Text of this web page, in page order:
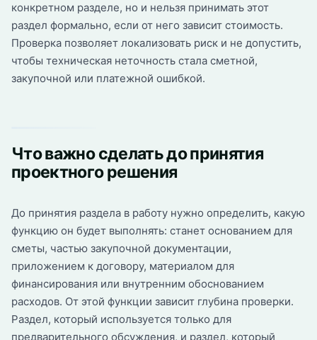
конкретном разделе, но и нельзя принимать этот
раздел формально, если от него зависит стоимость.
Проверка позволяет локализовать риск и не допустить,
чтобы техническая неточность стала сметной,
закупочной или платежной ошибкой.
Что важно сделать до принятия
проектного решения
До принятия раздела в работу нужно определить, какую
функцию он будет выполнять: станет основанием для
сметы, частью закупочной документации,
приложением к договору, материалом для
финансирования или внутренним обоснованием
расходов. От этой функции зависит глубина проверки.
Раздел, который используется только для
предварительного обсуждения, и раздел, который